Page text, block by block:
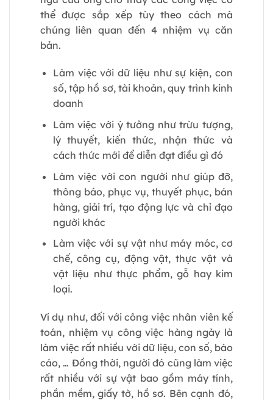
thể được sắp xếp tùy theo cách mà
chúng liên quan đến 4 nhiệm vụ căn
bản.
Làm việc với dữ liệu như sự kiện, con
số, tập hồ sơ, tài khoản, quy trình kinh
doanh
Làm việc với ý tưởng như trừu tượng,
lý thuyết, kiến thức, nhận thức và
cách thức mới để diễn đạt điều gì đó
Làm việc với con người như giúp đỡ,
thông báo, phục vụ, thuyết phục, bán
hàng, giải trí, tạo động lực và chỉ đạo
người khác
Làm việc với sự vật như máy móc, cơ
chế, công cụ, động vật, thực vật và
vật liệu như thực phẩm, gỗ hay kim
loại.
Ví dụ như, đối với công việc nhân viên kế
toán, nhiệm vụ công việc hàng ngày là
làm việc rất nhiều với dữ liệu, con số, báo
cáo, … Đồng thời, người đó cũng làm việc
rất nhiều với sự vật bao gồm máy tính,
phần mềm, giấy tờ, hồ sơ. Bên cạnh đó,